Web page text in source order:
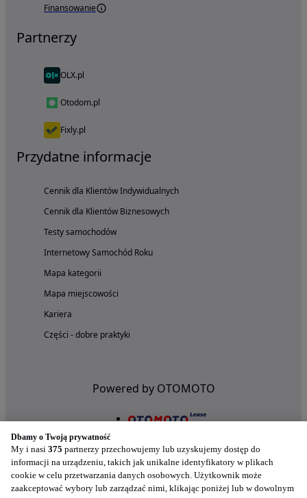
Finansowanie
Partnerzy
OLX.pl
Otodom.pl
Fixly.pl
Przydatne informacje
Cennik dla Klientów Indywidualnych
Cennik dla Klientów Biznesowych
Testy samochodów
Internetowy Samochód Roku
Mapa kategorii
Mapa miejscowości
Kariera
Części - dobre praktyki
Powered by OTOMOTO
Dbamy o Twoją prywatność
My i nasi 375 partnerzy przechowujemy lub uzyskujemy dostęp do
informacji na urządzeniu, takich jak unikalne identyfikatory w plikach
cookie w celu przetwarzania danych osobowych. Użytkownik może
zaakceptować wybory lub zarządzać nimi, klikając poniżej lub w dowolnym